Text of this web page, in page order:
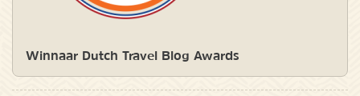
Winnaar Dutch Travel Blog Awards